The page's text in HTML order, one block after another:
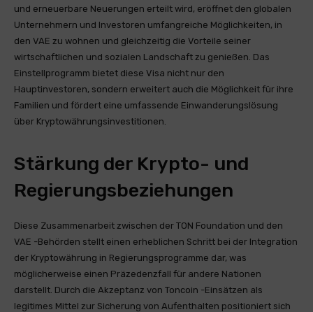
und erneuerbare Neuerungen erteilt wird, eröffnet den globalen
Unternehmern und Investoren umfangreiche Möglichkeiten, in
den VAE zu wohnen und gleichzeitig die Vorteile seiner
wirtschaftlichen und sozialen Landschaft zu genießen. Das
Einstellprogramm bietet diese Visa nicht nur den
Hauptinvestoren, sondern erweitert auch die Möglichkeit für ihre
Familien und fördert eine umfassende Einwanderungslösung
über Kryptowährungsinvestitionen.
Stärkung der Krypto- und
Regierungsbeziehungen
Diese Zusammenarbeit zwischen der TON Foundation und den
VAE -Behörden stellt einen erheblichen Schritt bei der Integration
der Kryptowährung in Regierungsprogramme dar, was
möglicherweise einen Präzedenzfall für andere Nationen
darstellt. Durch die Akzeptanz von Toncoin -Einsätzen als
legitimes Mittel zur Sicherung von Aufenthalten positioniert sich